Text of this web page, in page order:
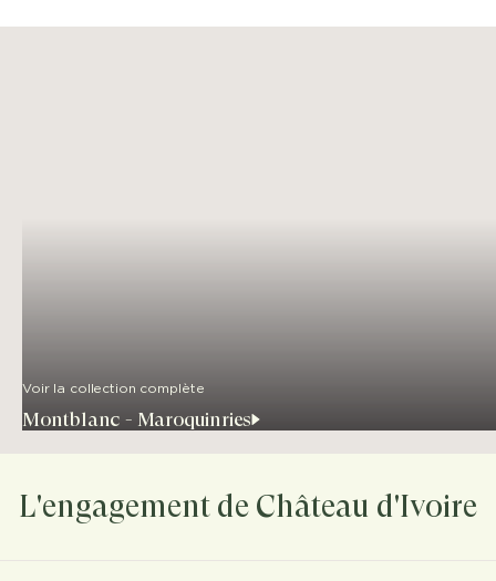
Voir la collection complète
Montblanc - Maroquinries
L'engagement de Château d'Ivoire